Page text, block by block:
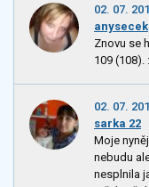
02. 07.
anysecek
Znovu se
109 (108).
02. 07.
sarka 22
Moje
nebudu
nesplnila